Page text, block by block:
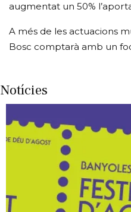
augmentat un 50%
A més de les actuacions
Bosc comptarà amb un
Notícies